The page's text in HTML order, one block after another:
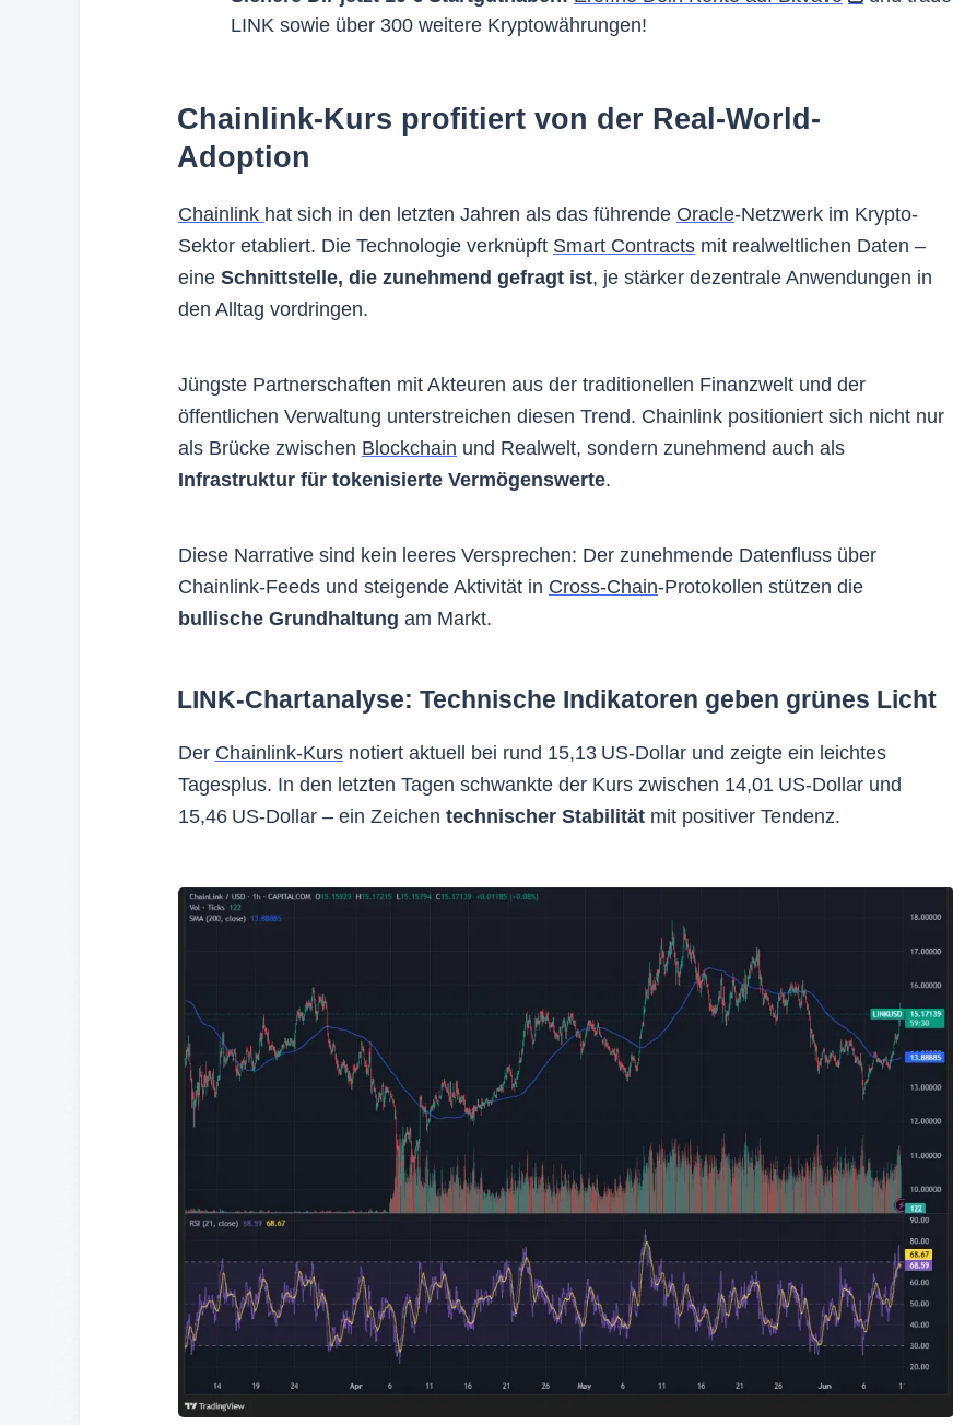
LINK sowie über 300 weitere Kryptowährungen!
Chainlink-Kurs profitiert von der Real-World-
Adoption
Chainlink hat sich in den letzten Jahren als das führende Oracle-Netzwerk im Krypto-
Sektor etabliert. Die Technologie verknüpft Smart Contracts mit realweltlichen Daten –
eine Schnittstelle, die zunehmend gefragt ist, je stärker dezentrale Anwendungen in
den Alltag vordringen.
Jüngste Partnerschaften mit Akteuren aus der traditionellen Finanzwelt und der
öffentlichen Verwaltung unterstreichen diesen Trend. Chainlink positioniert sich nicht nur
als Brücke zwischen Blockchain und Realwelt, sondern zunehmend auch als
Infrastruktur für tokenisierte Vermögenswerte.
Diese Narrative sind kein leeres Versprechen: Der zunehmende Datenfluss über
Chainlink-Feeds und steigende Aktivität in Cross-Chain-Protokollen stützen die
bullische Grundhaltung am Markt.
LINK-Chartanalyse: Technische Indikatoren geben grünes Licht
Der Chainlink-Kurs notiert aktuell bei rund 15,13 US-Dollar und zeigte ein leichtes
Tagesplus. In den letzten Tagen schwankte der Kurs zwischen 14,01 US-Dollar und
15,46 US-Dollar – ein Zeichen technischer Stabilität mit positiver Tendenz.